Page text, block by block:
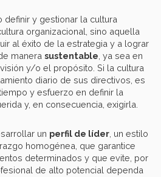
definir y gestionar la cultura
organizacional, sino aquella
al éxito de la estrategia y a lograr
manera sustentable , ya sea en
y/o el propósito. Si la cultura
diario de sus directivos, es
y esfuerzo en definir la
y, en consecuencia, exigirla.
un perfil de líder , un estilo
homogénea, que garantice
determinados y que evite, por
de alto potencial dependa